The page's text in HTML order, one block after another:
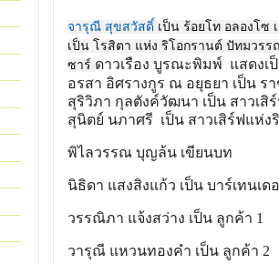
จารุณี สุขสวัสดิ์ เป็น ร้อยโท อลองโซ
เป็น โรสิตา แห่ง ริโอกรานต์ ปัทมวร
ซาร์ ดาวเรือง บูรณะพิมพ์ แสดงเ
อรสา อิศรางกูร ณ อยุธยา เป็น ร
สุริวิภา กุลตังค์วัฒนา เป็น สาวเสิ
สุนิตย์ นภาศรี เป็น สาวเสิร์ฟแห่ง
พิไลวรรณ บุญล้น เขียนบท
นิธิดา แสงสิงแก้ว เป็น บาร์เทนเด
วรรณิภา แจ้งสว่าง เป็น ลูกค้า 1
วารุณี แหวนทองคำ เป็น ลูกค้า 2